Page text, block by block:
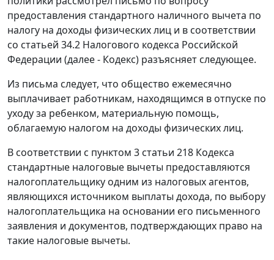
предоставления стандартного наличного вычета по
налогу на доходы физических лиц и в соответствии
со статьей 34.2 Налогового кодекса Российской
Федерации (далее - Кодекс) разъясняет следующее.
Из письма следует, что общество ежемесячно
выплачивает работникам, находящимся в отпуске по
уходу за ребенком, материальную помощь,
облагаемую налогом на доходы физических лиц.
В соответствии с пунктом 3 статьи 218 Кодекса
стандартные налоговые вычеты предоставляются
налогоплательщику одним из налоговых агентов,
являющихся источником выплаты дохода, по выбору
налогоплательщика на основании его письменного
заявления и документов, подтверждающих право на
такие налоговые вычеты.